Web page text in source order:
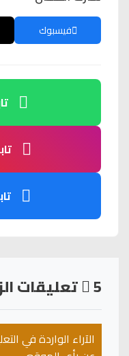
فيسبوك
5 تعليقات
الآراء الواردة في